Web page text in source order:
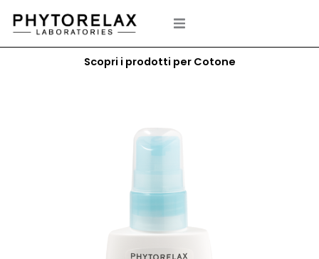
Scopri i prodotti per Cotone